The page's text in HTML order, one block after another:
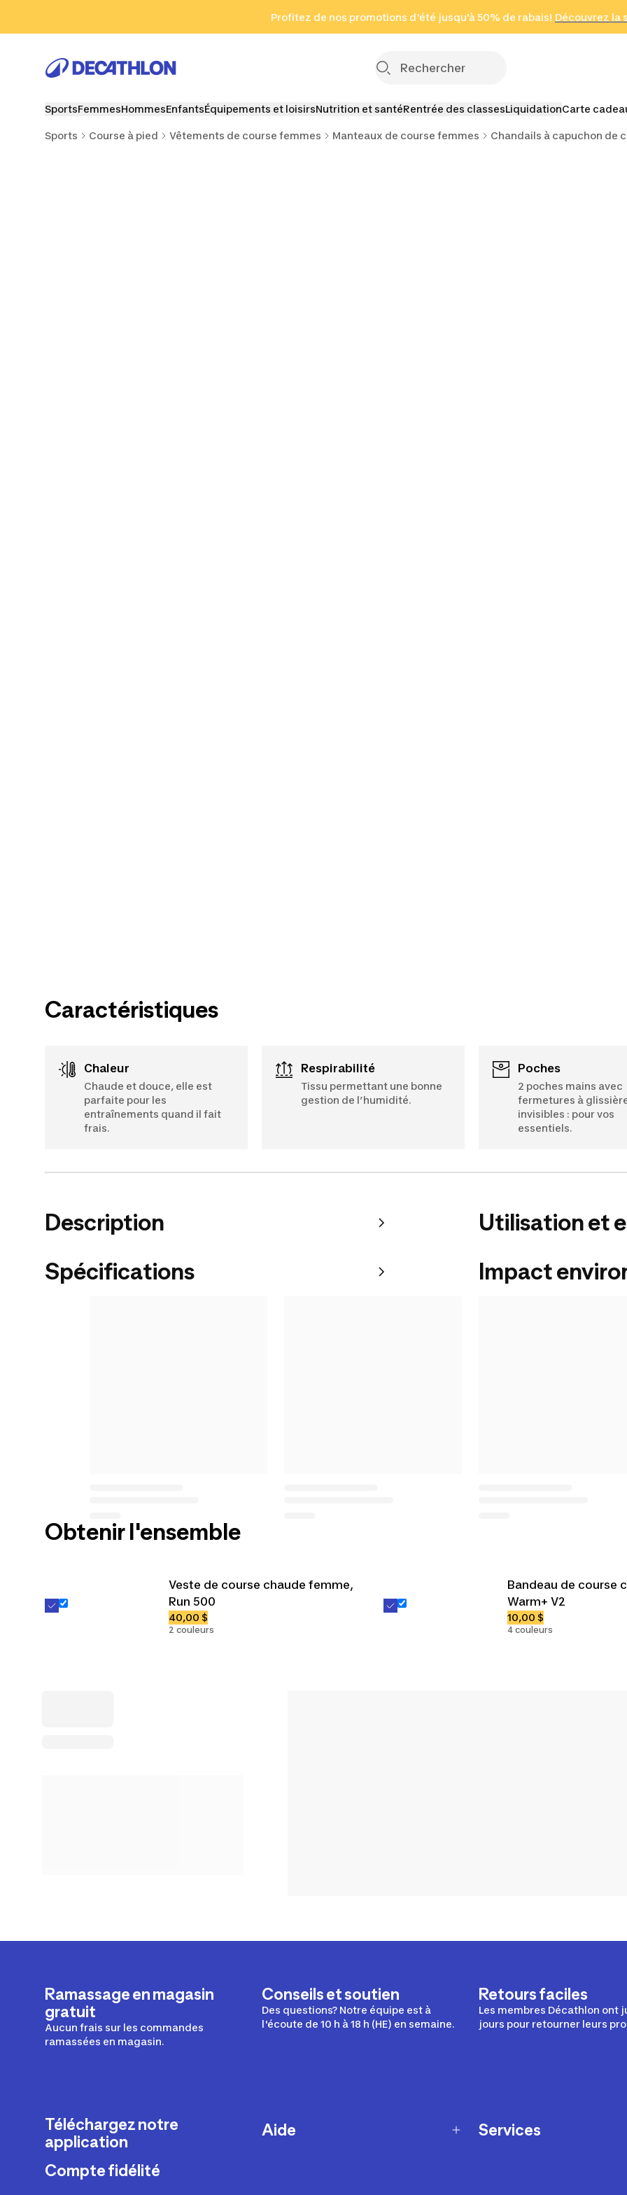
Aller au pied de page
Profitez de nos promotions d'été jusqu'à 50% de rabais! Découvrez la
Cliquez ici
en seulement 2
(Zones sélectionnées)
SportsFemmesHommesEnfantsÉquipements et loisirsNutrition et santéRentrée des classesLiquidationCarte
Sports Course à pied Vêtements de course femmes Manteaux de course femmes Chandails à capuchon de
Caractéristiques
Chaleur
Chaude et douce, elle est
parfaite pour les
entraînements quand il fait
frais.
Respirabilité
Tissu permettant une bonne
gestion de l’humidité.
Poches
2 poches mains avec
fermetures à
invisibles : pour vos
essentiels.
Description
Spécifications
Utilisation et
Impact
Obtenir l'ensemble
Veste de course chaude femme,
Run 500
40,00 $
2 couleurs
Bandeau de course
Warm+ V2
10,00 $
4 couleurs
Ramassage en magasin
gratuit
Aucun frais sur les commandes
ramassées en magasin.
Conseils et soutien
Des questions? Notre équipe est à
l'écoute de 10 h à 18 h (HE) en semaine.
Retours faciles
Les membres Décathlon ont
jours pour retourner leurs
Téléchargez notre
application
Compte fidélité
Aide Services